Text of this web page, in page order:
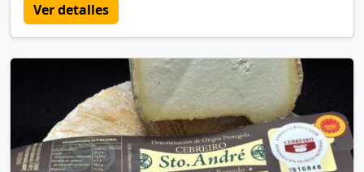
Ver detalles